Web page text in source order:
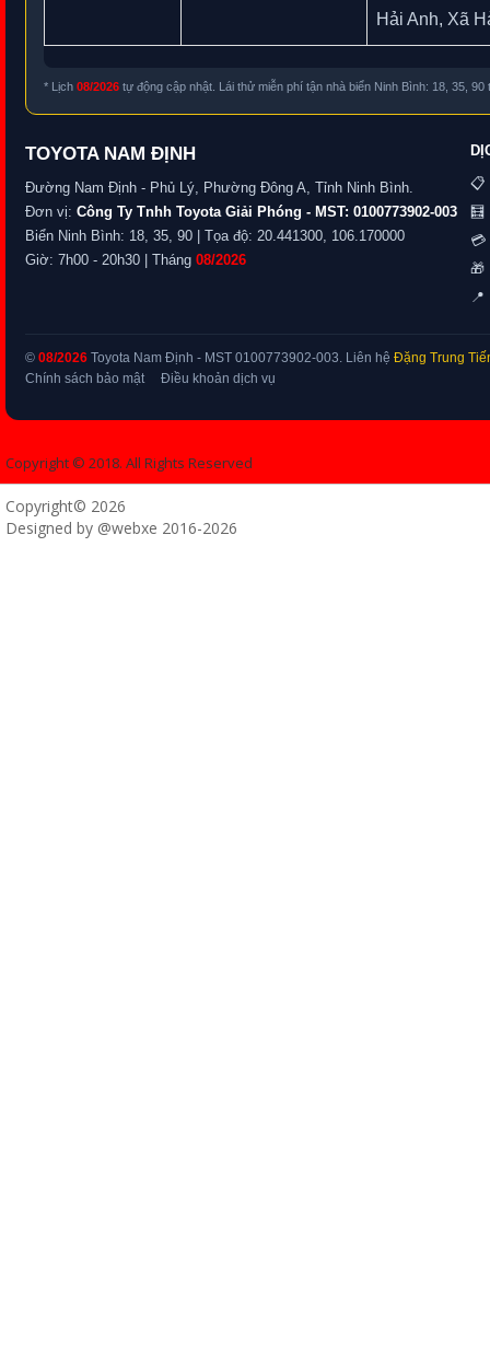
Hải Anh, Xã
* Lịch 08/2026 tự động cập nhật. Lái thử miễn phí tận nhà biển Ninh Bình: 18, 35,
TOYOTA NAM ĐỊNH
Đường Nam Định - Phủ Lý, Phường Đông A, Tỉnh Ninh Bình.
Đơn vị: Công Ty Tnhh Toyota Giải Phóng - MST: 0100773902-003
Biển Ninh Bình: 18, 35, 90 | Tọa độ: 20.441300, 106.170000
Giờ: 7h00 - 20h30 | Tháng 08/2026
📋
🧮
💳
🎁
© 08/2026 Toyota Nam Định - MST 0100773902-003. Liên hệ Đặng Trung
Chính sách bảo mật
Điều khoản dịch vụ
Copyright © 2018. All Rights Reserved
Copyright© 2026
Designed by @webxe 2016-2026